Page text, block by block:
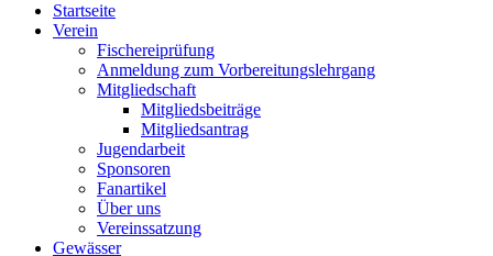
Startseite
Verein
Fischereiprüfung
Anmeldung zum Vorbereitungslehrgang
Mitgliedschaft
Mitgliedsbeiträge
Mitgliedsantrag
Jugendarbeit
Sponsoren
Fanartikel
Über uns
Vereinssatzung
Gewässer